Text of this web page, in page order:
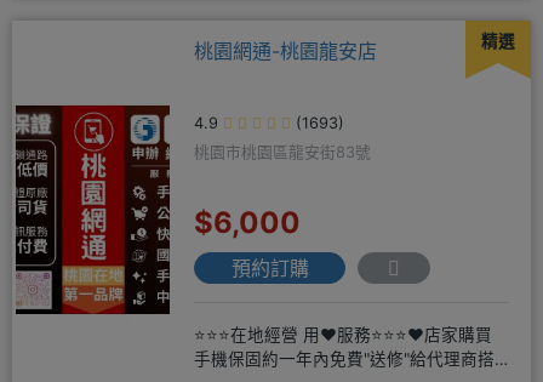
精選
桃園網通-桃園龍安店
4.9
(1693)
桃園市桃園區龍安街83號
$6,000
預約訂購
⭐⭐⭐在地經營 用❤️服務⭐⭐⭐❤️店家購買
手機保固約一年內免費"送修"給代理商搭